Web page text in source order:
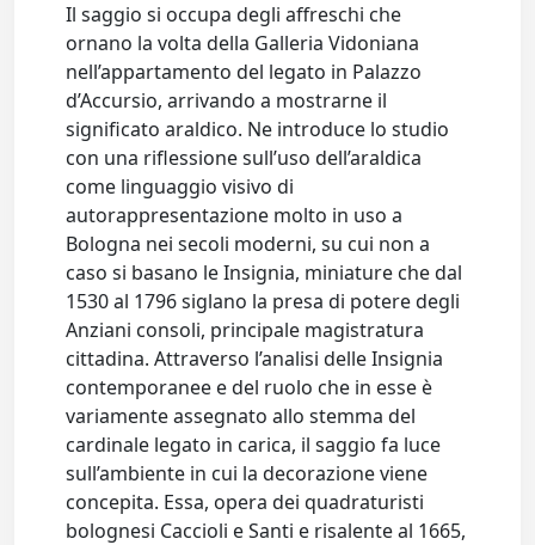
Il saggio si occupa degli affreschi che
ornano la volta della Galleria Vidoniana
nell’appartamento del legato in Palazzo
d’Accursio, arrivando a mostrarne il
significato araldico. Ne introduce lo studio
con una riflessione sull’uso dell’araldica
come linguaggio visivo di
autorappresentazione molto in uso a
Bologna nei secoli moderni, su cui non a
caso si basano le Insignia, miniature che dal
1530 al 1796 siglano la presa di potere degli
Anziani consoli, principale magistratura
cittadina. Attraverso l’analisi delle Insignia
contemporanee e del ruolo che in esse è
variamente assegnato allo stemma del
cardinale legato in carica, il saggio fa luce
sull’ambiente in cui la decorazione viene
concepita. Essa, opera dei quadraturisti
bolognesi Caccioli e Santi e risalente al 1665,